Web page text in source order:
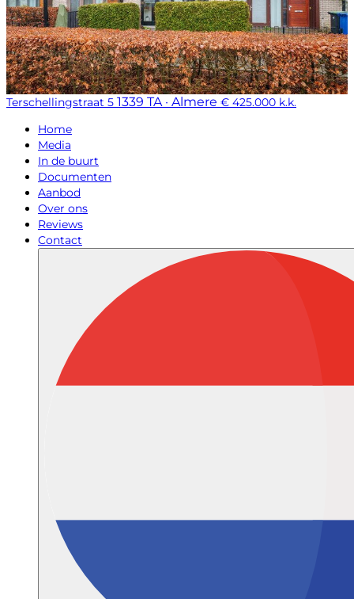
Terschellingstraat 5 1339 TA · Almere € 425.000 k.k.
Home
Media
In de buurt
Documenten
Aanbod
Over ons
Reviews
Contact